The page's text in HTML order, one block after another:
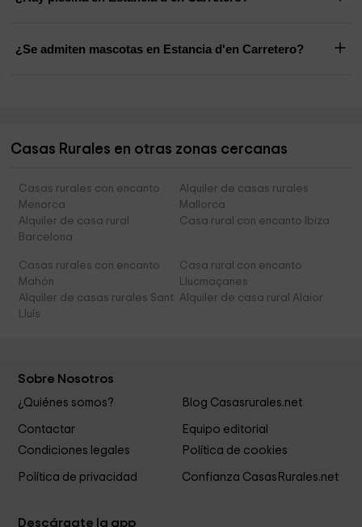
¿Se admiten mascotas en Estancia d'en Carretero?
Casas Rurales en otras zonas cercanas
Casas rurales con encanto
Menorca
Alquiler de casas rurales
Mallorca
Alquiler de casa rural
Barcelona
Casa rural con encanto Ibiza
Casas rurales con encanto
Mahón
Casa rural con encanto
Llucmaçanes
Alquiler de casas rurales Sant
Lluís
Alquiler de casa rural Alaior
Sobre Nosotros
¿Quiénes somos? Blog Casasrurales.net
Contactar
Equipo editorial
Condiciones legales
Política de cookies
Política de privacidad Confianza CasasRurales.net
Descárgate la app